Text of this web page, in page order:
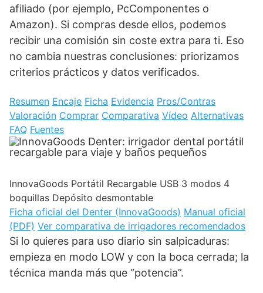
afiliado (por ejemplo, PcComponentes o
Amazon). Si compras desde ellos, podemos
recibir una comisión sin coste extra para ti. Eso
no cambia nuestras conclusiones: priorizamos
criterios prácticos y datos verificados.
Resumen Encaje Ficha Evidencia Pros/Contras
Valoración Comprar Comparativa Vídeo Alternativas
FAQ Fuentes
InnovaGoods Portátil Recargable USB 3 modos 4
boquillas Depósito desmontable
Ficha oficial del Denter (InnovaGoods) Manual oficial
(PDF) Ver comparativa de irrigadores recomendados
Si lo quieres para uso diario sin salpicaduras:
empieza en modo LOW y con la boca cerrada; la
técnica manda más que “potencia”.